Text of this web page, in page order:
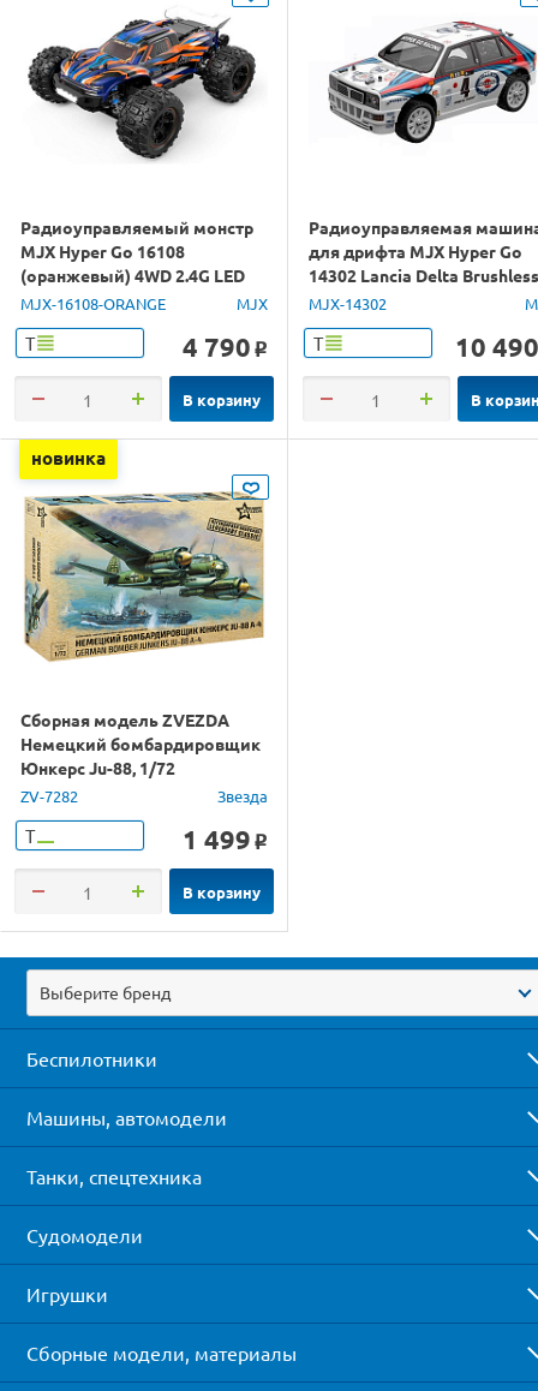
Радиоуправляемый монстр
MJX Hyper Go 16108
(оранжевый) 4WD 2.4G LED
1/16 RTR
MJX-16108-ORANGE MJX
Т 4 790 o
В корзину
Радиоуправляемая
для дрифта MJX Hyper Go
14302 Lancia Delta Brushless
4WD 2.4G LED 1/14 RTR
MJX-14302
Т 10 490
В
новинка
Сборная модель ZVEZDA
Немецкий бомбардировщик
Юнкерс Ju-88, 1/72
ZV-7282 Звезда
Т 1 499 o
В корзину
Выберите бренд
Беспилотники
Машины, автомодели
Танки, спецтехника
Судомодели
Игрушки
Сборные модели, материалы